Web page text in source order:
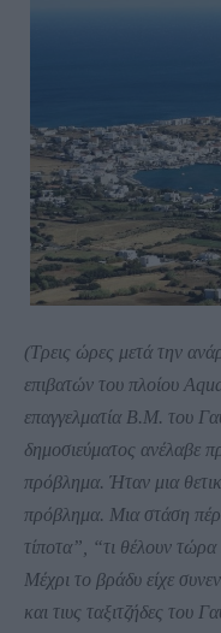
(Τρεις ώρες μετά την
επιβατών του πλοίου
επαγγελματία Β.Μ. του
δημοσιεύματος ανέλαβε
πρόβλημα. Ήταν μια
πρόβλημα. Μια στάση
τίποτα”, “τι θέλουν τώρα
Μέχρι το βράδυ είχε
και τιυς ταξιτζήδες του